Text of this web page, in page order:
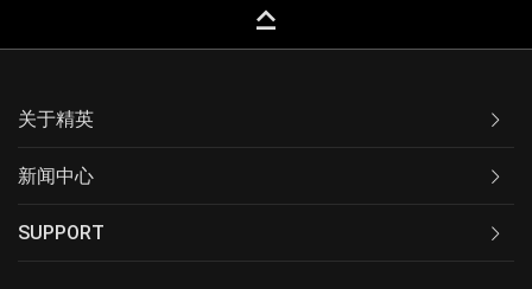
keyboard_capslock
关于精英
新闻中心
SUPPORT